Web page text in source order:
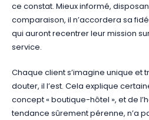
ce constat. Mieux informé,
comparaison, il n’accordera sa
qui auront recentrer leur mission
service.
Chaque client s’imagine unique et
douter, il l’est. Cela explique
concept « boutique-hôtel », et de
tendance sûrement pérenne, n’a